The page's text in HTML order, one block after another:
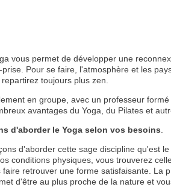
vous permet de développer une
Pour se faire, l'atmosphère et les
toujours plus zen.
en groupe, avec un professeur
avantages du Yoga, du Pilates et
d'aborder le Yoga selon vos besoins
d'aborder cette sage discipline qu'est
conditions physiques, vous trouverez
retrouver une forme satisfaisante. La
d'être au plus proche de la nature et